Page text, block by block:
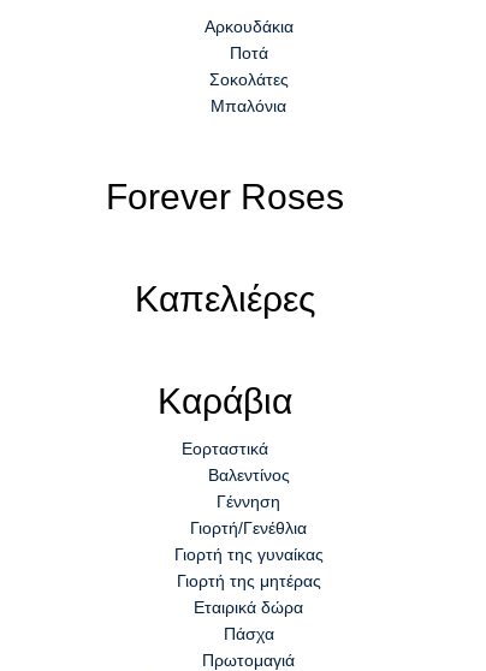
Αρκουδάκια
Ποτά
Σοκολάτες
Μπαλόνια
Forever Roses
Καπελιέρες
Καράβια
Εορταστικά
Βαλεντίνος
Γέννηση
Γιορτή/Γενέθλια
Γιορτή της γυναίκας
Γιορτή της μητέρας
Εταιρικά δώρα
Πάσχα
Πρωτομαγιά